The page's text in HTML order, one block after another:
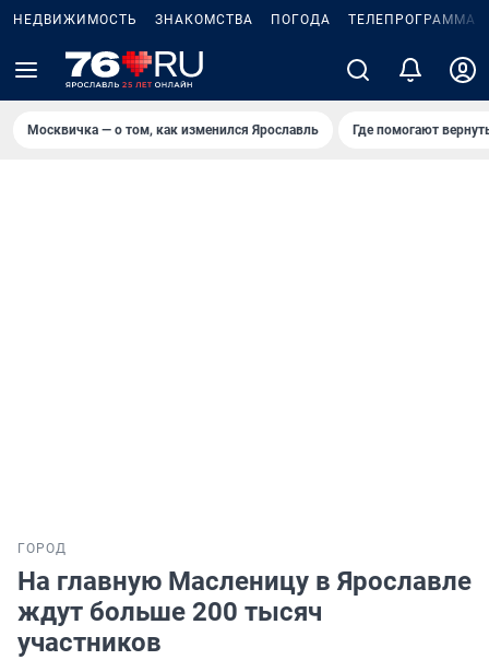
НЕДВИЖИМОСТЬ ЗНАКОМСТВА ПОГОДА ТЕЛЕПРОГРАММА
Москвичка — о том, как изменился Ярославль Где помогают
ГОРОД
На главную Масленицу в Ярославле
ждут больше 200 тысяч
участников